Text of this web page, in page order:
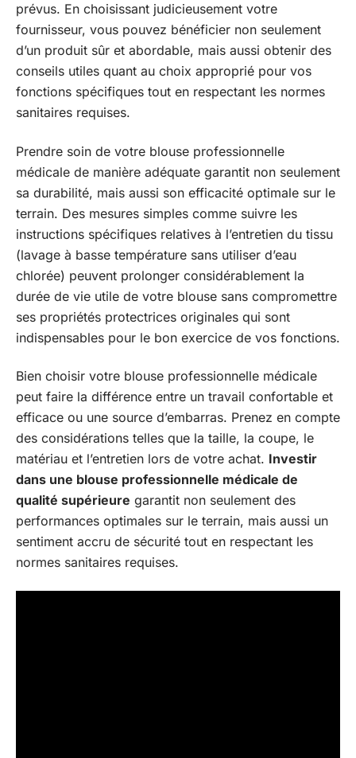
prévus. En choisissant judicieusement votre
fournisseur, vous pouvez bénéficier non seulement
d’un produit sûr et abordable, mais aussi obtenir des
conseils utiles quant au choix approprié pour vos
fonctions spécifiques tout en respectant les normes
sanitaires requises.
Prendre soin de votre blouse professionnelle
médicale de manière adéquate garantit non seulement
sa durabilité, mais aussi son efficacité optimale sur le
terrain. Des mesures simples comme suivre les
instructions spécifiques relatives à l’entretien du tissu
(lavage à basse température sans utiliser d’eau
chlorée) peuvent prolonger considérablement la
durée de vie utile de votre blouse sans compromettre
ses propriétés protectrices originales qui sont
indispensables pour le bon exercice de vos fonctions.
Bien choisir votre blouse professionnelle médicale
peut faire la différence entre un travail confortable et
efficace ou une source d’embarras. Prenez en compte
des considérations telles que la taille, la coupe, le
matériau et l’entretien lors de votre achat. Investir
dans une blouse professionnelle médicale de
qualité supérieure garantit non seulement des
performances optimales sur le terrain, mais aussi un
sentiment accru de sécurité tout en respectant les
normes sanitaires requises.